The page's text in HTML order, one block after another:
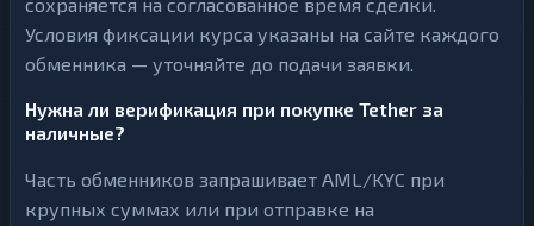
Условия фиксации курса указаны на сайте каждого
обменника — уточняйте до подачи заявки.
Нужна ли верификация при покупке Tether за
наличные?
Часть обменников запрашивает AML/KYC при
крупных суммах или при отправке на